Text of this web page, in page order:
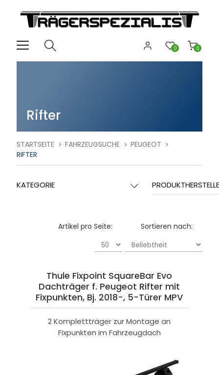
0
0
Rifter
STARTSEITE FAHRZEUGSUCHE
PEUGEOT
RIFTER
KATEGORIE
Sortieren nach:
Artikel pro Seite:
Thule Fixpoint SquareBar Evo
Dachträger f. Peugeot Rifter mit
Fixpunkten, Bj. 2018-, 5-Türer MPV
2 Komplettträger zur Montage an
Fixpunkten im Fahrzeugdach